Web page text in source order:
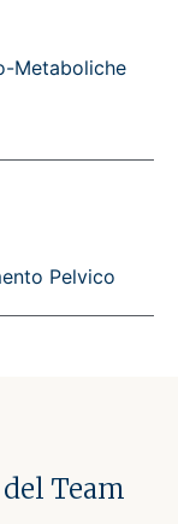
Metaboliche
Pelvico
Team